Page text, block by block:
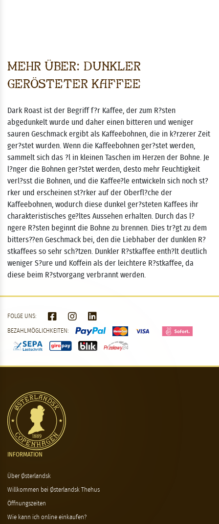
Mehr über: Dunkler
gerösteter Kaffee
Dark Roast ist der Begriff f?r Kaffee, der zum R?sten
abgedunkelt wurde und daher einen bitteren und weniger
sauren Geschmack ergibt als Kaffeebohnen, die in k?rzerer Zeit
ger?stet wurden. Wenn die Kaffeebohnen ger?stet werden,
sammelt sich das ?l in kleinen Taschen im Herzen der Bohne. Je
l?nger die Bohnen ger?stet werden, desto mehr Feuchtigkeit
verl?sst die Bohnen, und die Kaffee?le entwickeln sich noch st?
rker und erscheinen st?rker auf der Oberfl?che der
Kaffeebohnen, wodurch diese dunkel ger?steten Kaffees ihr
charakteristisches ge?ltes Aussehen erhalten. Durch das l?
ngere R?sten beginnt die Bohne zu brennen. Dies tr?gt zu dem
bitters??en Geschmack bei, den die Liebhaber der dunklen R?
stkaffees so sehr sch?tzen. Dunkler R?stkaffee enth?lt deutlich
weniger S?ure und Koffein als der leichtere R?stkaffee, da
diese beim R?stvorgang verbrannt werden.
FOLGE UNS:
BEZAHLMÖGLICHKEITEN:
INFORMATION
Über Østerlandsk
Willkommen bei Østerlandsk Thehus
Öffnungszeiten
Wie kann ich online einkaufen?